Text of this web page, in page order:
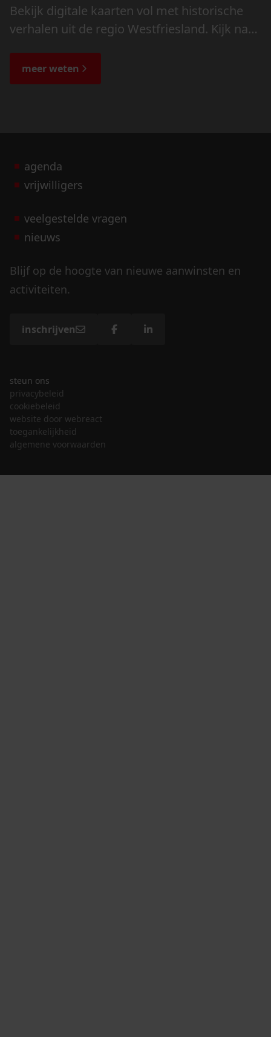
Bekijk digitale kaarten vol met historische
verhalen uit de regio Westfriesland. Kijk naar
de bijzondere verhalen.
meer weten
agenda
vrijwilligers
veelgestelde vragen
nieuws
Blijf op de hoogte van nieuwe aanwinsten en
activiteiten.
inschrijven
steun ons
privacybeleid
cookiebeleid
website door webreact
toegankelijkheid
algemene voorwaarden